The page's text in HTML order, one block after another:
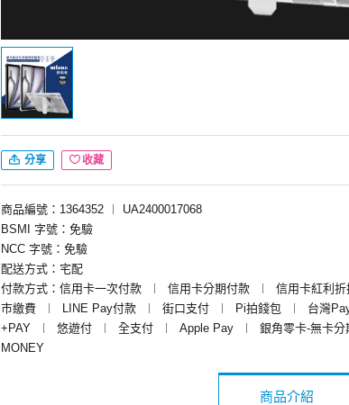
分享 收藏
商品編號：1364352 ︱
UA2400017068
BSMI 字號：免驗
NCC 字號：免驗
配送方式：宅配
付款方式：信用卡一次付款
︱ 信用卡分期付款 ︱ 信用卡紅利折
市繳費
︱ LINE Pay付款 ︱ 街口支付 ︱ Pi拍錢包 ︱ 台灣
+PAY
︱ 悠遊付 ︱ 全支付 ︱ Apple Pay ︱ 銀角零卡-無卡分
MONEY
商品介紹